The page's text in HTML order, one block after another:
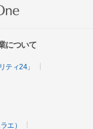
について
ティ24」
エ）